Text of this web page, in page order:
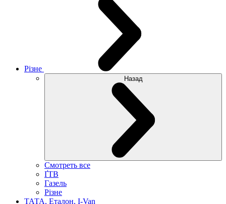
Різне
Назад
Смотреть все
ҐТВ
Газель
Різне
ТАТА, Еталон, I-Van